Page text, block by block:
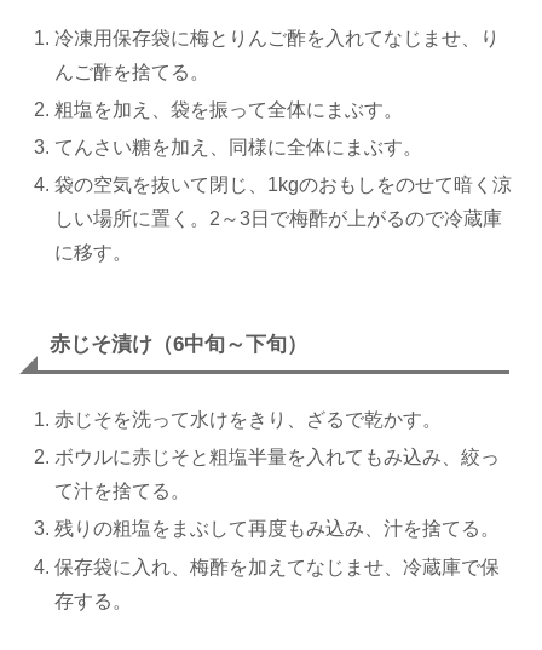
冷凍用保存袋に梅とりんご酢を入れてなじませ、り
んご酢を捨てる。
粗塩を加え、袋を振って全体にまぶす。
てんさい糖を加え、同様に全体にまぶす。
袋の空気を抜いて閉じ、1kgのおもしをのせて暗く涼
しい場所に置く。2～3日で梅酢が上がるので冷蔵庫
に移す。
赤じそ漬け（6中旬～下旬）
赤じそを洗って水けをきり、ざるで乾かす。
ボウルに赤じそと粗塩半量を入れてもみ込み、絞っ
て汁を捨てる。
残りの粗塩をまぶして再度もみ込み、汁を捨てる。
保存袋に入れ、梅酢を加えてなじませ、冷蔵庫で保
存する。